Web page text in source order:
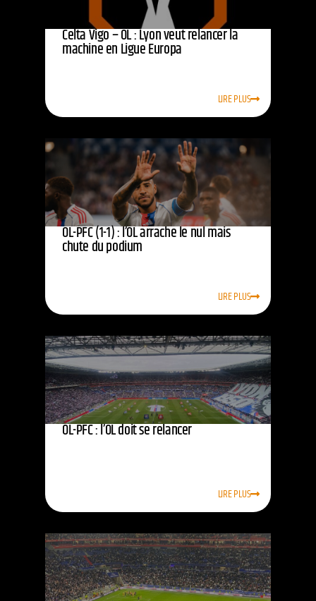
Celta Vigo – OL : Lyon veut relancer la
machine en Ligue Europa
LIRE PLUS
OL-PFC (1-1) : l’OL arrache le nul mais
chute du podium
LIRE PLUS
OL-PFC : l’OL doit se relancer
LIRE PLUS